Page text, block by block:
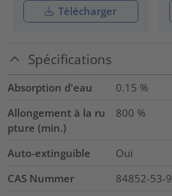
Télécharger
Spécifications
Absorption d'eau 0.15 %
Allongement à la ru
pture (min.)
800 %
Auto-extinguible
Oui
CAS Nummer
84852-53-9